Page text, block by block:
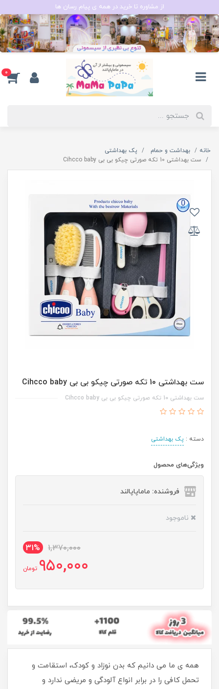
از مشاوره تا خرید در همه ی پیام رسان ها
0
خانه بهداشت و حمام
پک بهداشتی
ست بهداشتی 10 تکه صورتی چیکو بی بی Cihcco baby
ست بهداشتی 10 تکه صورتی چیکو بی بی Cihcco baby
ست بهداشتی 10 تکه صورتی چیکو بی بی Cihcco baby
دسته : پک بهداشتی
ویژگی‌های محصول
فروشنده: ماماپاپالند
ناموجود
1,370,000
31%
950,000 تومان
همه ی ما می دانیم که بدن نوزاد و کودک، استقامت و
تحمل کافی را در برابر انواع آلودگی و مریضی ندارد و